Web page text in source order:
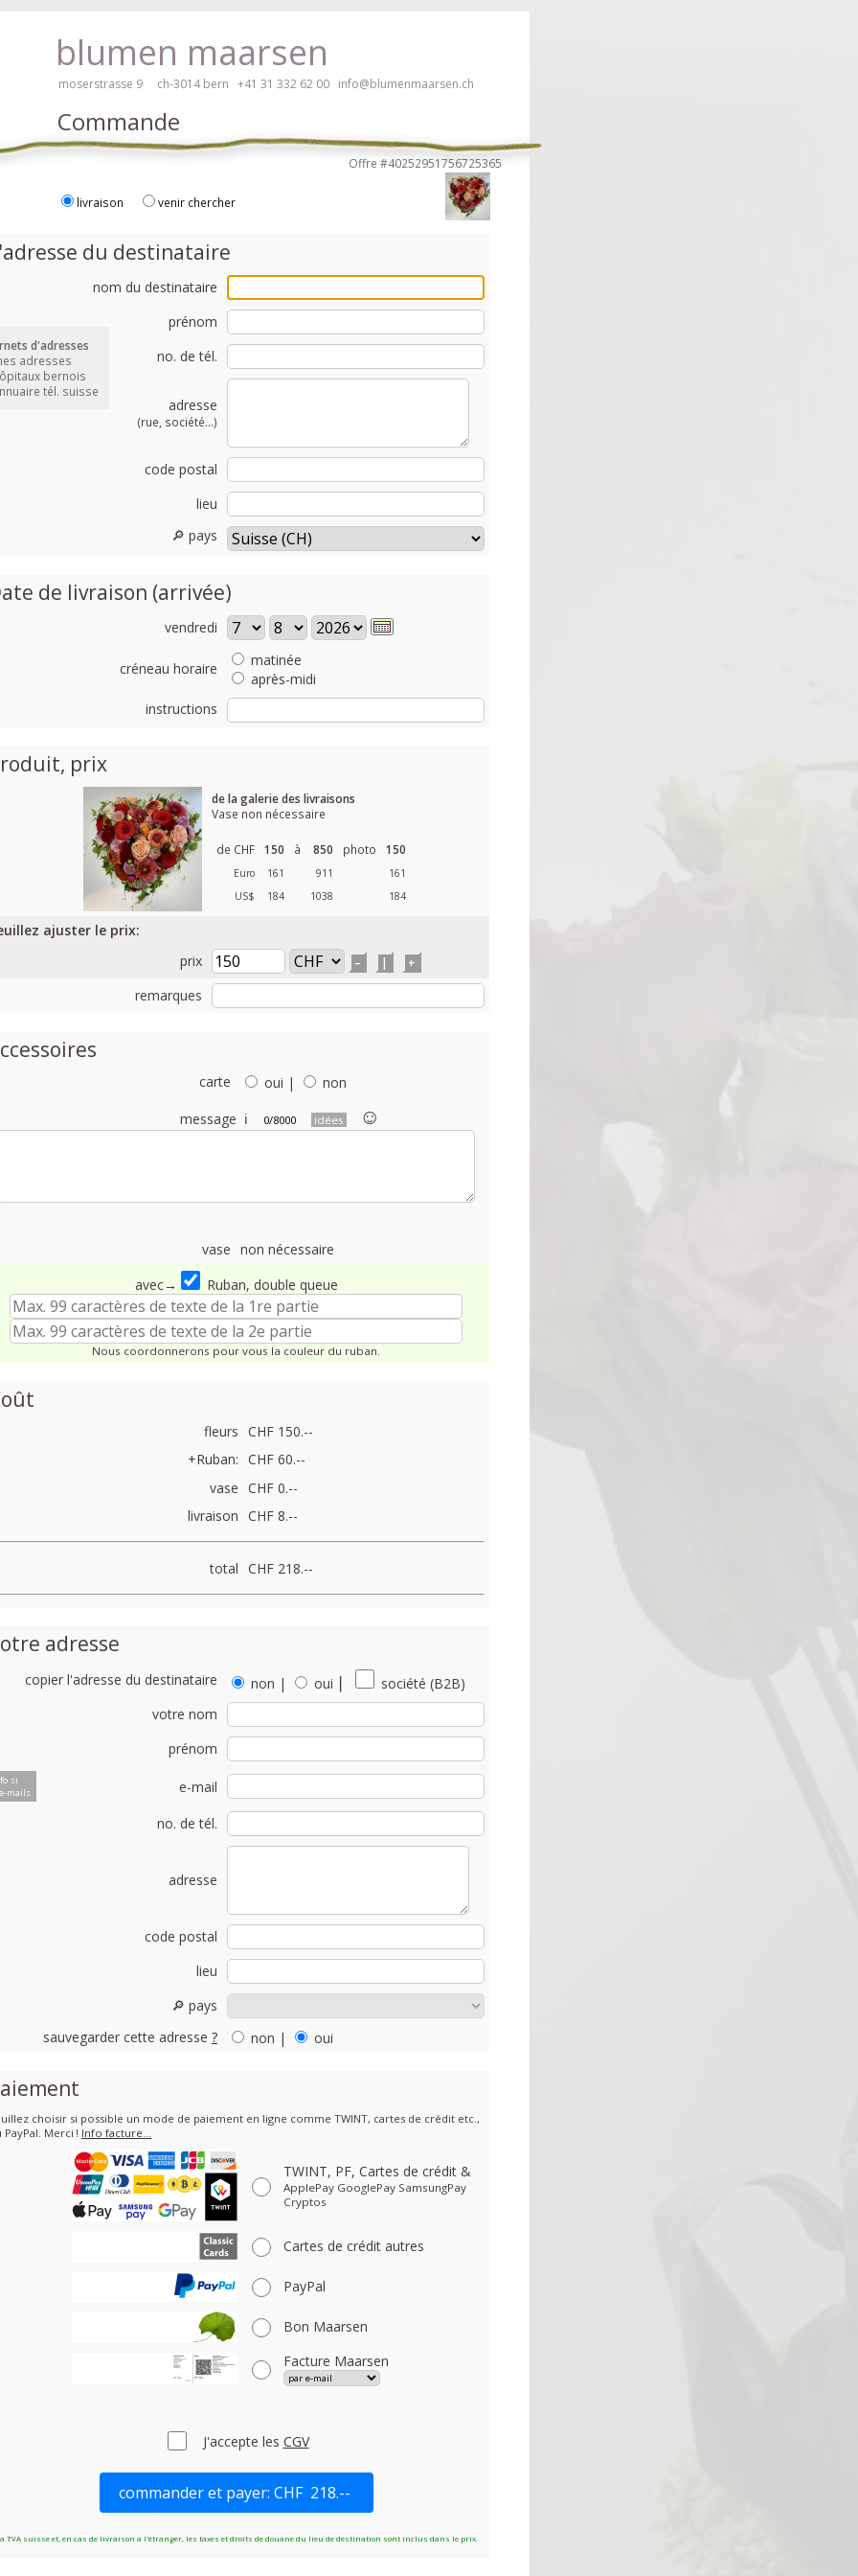
blumen maarsen
moserstrasse 9 ch-3014 bern +41 31 332 62 00 info@blumenmaarsen.ch
des fleurs en mode accessible avec lecteur d'écran ou plage braille, veuillez cliquer ici!
Commande
du destinataire
nom du destinataire
prénom
no. de tél.
adresse
(rue, société...)
code postal
lieu
🔎 pays
de livraison (arrivée)
vendredi
créneau horaire
matinée
après-midi
instructions
prix
de la galerie des livraisons
Vase non nécessaire
de CHF 150 à 850 photo 150
Euro 161 911
161
US$
184 1038 184
ajuster le prix:
prix
– | +
remarques
carte oui |
non
message ℹ 0/8000 idées ☺︎
vase non nécessaire
avec→
Ruban, double queue
Nous coordonnerons pour vous la couleur du ruban.
fleurs CHF 150.--
+Ruban: CHF 60.--
vase CHF 0.--
livraison CHF 8.--
total CHF 218.--
adresse
copier l'adresse du destinataire non | oui
société (B2B)
votre nom
prénom
si
mails
e-mail
no. de tél.
adresse
code postal
lieu
🔎 pays
sauvegarder cette adresse ? non | oui
choisir si possible un mode de paiement en ligne comme TWINT, cartes de crédit etc.,
PayPal. Merci ! Info facture…
TWINT, PF, Cartes de crédit &
ApplePay GooglePay SamsungPay
Cryptos
Cartes de crédit autres
PayPal
Bon Maarsen
Facture Maarsen
J'accepte les CGV
TVA suisse et, en cas de livraison a l'étranger, les taxes et droits de douane du lieu de destination sont inclus dans le prix.
Offre #40252951756725365
livraison venir chercher
d'adresses
adresses
bernois
tél. suisse